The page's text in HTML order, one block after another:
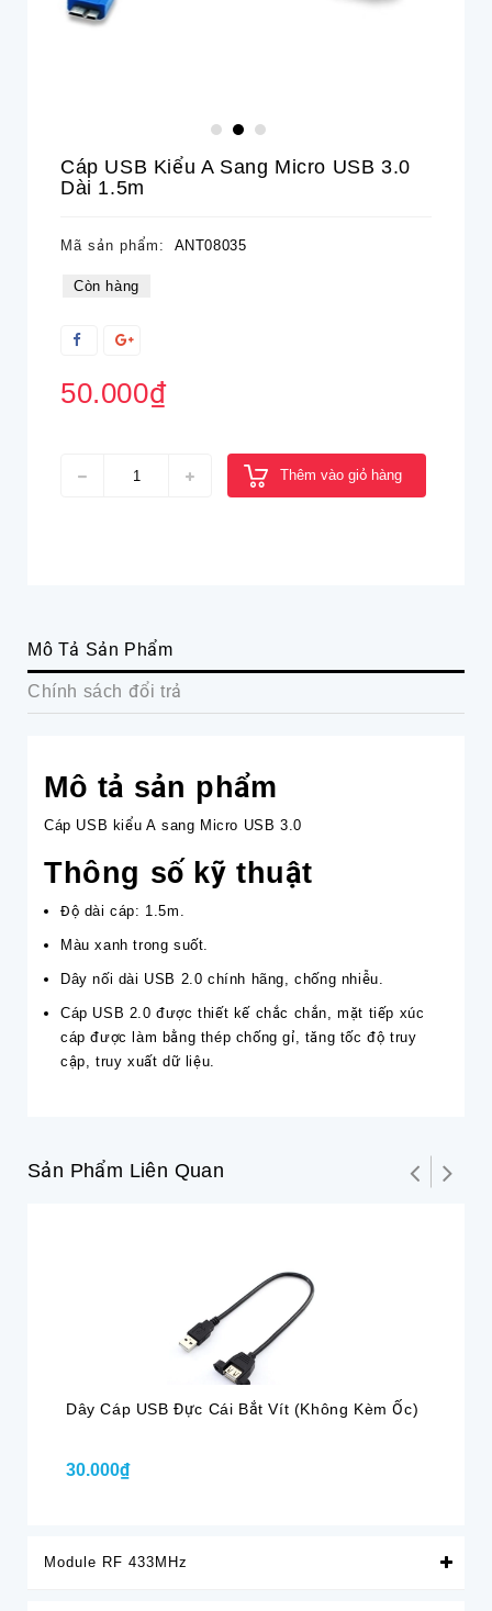
Cáp USB Kiểu A Sang Micro USB 3.0
Dài 1.5m
Mã sản phẩm: ANT08035
Còn hàng
50.000₫
Thêm vào giỏ hàng
Mô Tả Sản Phẩm
Chính sách đổi trả
Mô tả sản phẩm
Cáp USB kiểu A sang Micro USB 3.0
Thông số kỹ thuật
Độ dài cáp: 1.5m.
Màu xanh trong suốt.
Dây nối dài USB 2.0 chính hãng, chống nhiễu.
Cáp USB 2.0 được thiết kế chắc chắn, mặt tiếp xúc
cáp được làm bằng thép chống gỉ, tăng tốc độ truy
cập, truy xuất dữ liệu.
Sản Phẩm Liên Quan
Dây Cáp USB Đực Cái Bắt Vít (Không Kèm Ốc)
30.000₫
Module RF 433MHz